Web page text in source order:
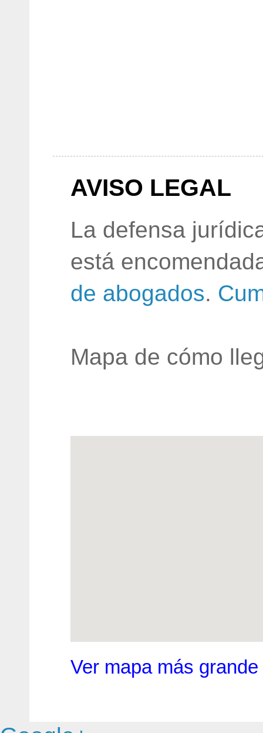
AVISO LEGAL
La defensa
está
de abogados.
Mapa de cómo
Ver mapa más grande